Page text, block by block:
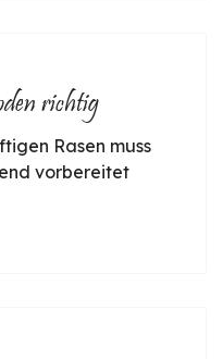
richtig
Rasen muss
vorbereitet